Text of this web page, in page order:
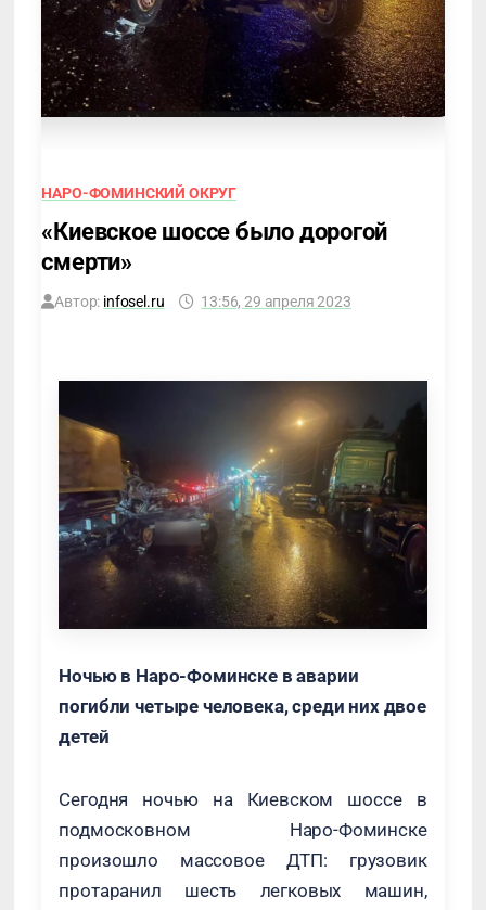
НАРО-ФОМИНСКИЙ ОКРУГ
«Киевское шоссе было дорогой
смерти»
Автор: infosel.ru 13:56, 29 апреля 2023
Ночью в Наро-Фоминске в аварии
погибли четыре человека, среди них двое
детей
Сегодня ночью на Киевском шоссе в
подмосковном Наро-Фоминске
произошло массовое ДТП: грузовик
протаранил шесть легковых машин,